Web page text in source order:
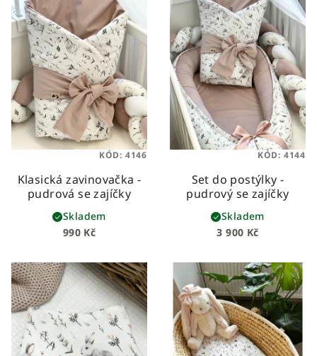
Klasická zavinovačka -
pudrová se zajíčky
990 Kč
Skladem
KÓD: 4146
Set do postýlky -
pudrový se zajíčky
3 900 Kč
Skladem
KÓD: 4144